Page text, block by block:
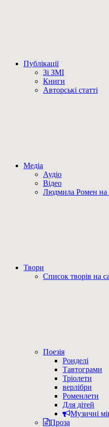
Публікації
Зі ЗМІ
Книги
Авторські статті
Медіа
Аудіо
Відео
Людмила Ромен на
Твори
Список творів на
Поезія
Ронделі
Тавтограми
Тріолети
верлібри
Роменлети
Для дітей
Музичні
Проза